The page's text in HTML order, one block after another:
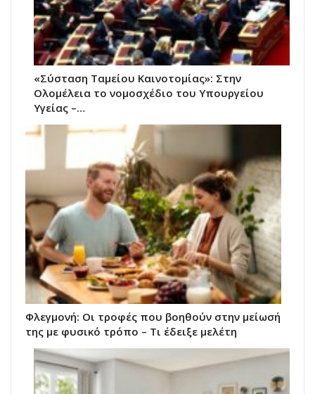
«Σύσταση Ταμείου Καινοτομίας»: Στην
Ολομέλεια το νομοσχέδιο του Υπουργείου
Υγείας –…
Φλεγμονή: Οι τροφές που βοηθούν στην μείωσή
της με φυσικό τρόπο – Τι έδειξε μελέτη